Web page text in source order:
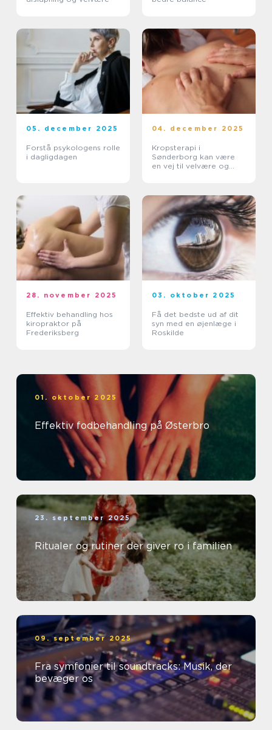
05. december 2025
Forstå psykologens rolle
i dagligdagen
04. december 2025
Kropsterapi i
Sønderborg kan være
en vej til velvære og
28. november 2025
Effektiv behandling hos
kiropraktor på
Frederiksberg
03. oktober 2025
Få det bedste ud af dit
syn med en øjenlæge i
Roskilde
01. oktober 2025
Effektiv fodbehandling på Østerbro
23. september 2025
Ritualer og rutiner der giver ro i familien
09. september 2025
Fra symfonier til soundtracks: Musik, der
bevæger os